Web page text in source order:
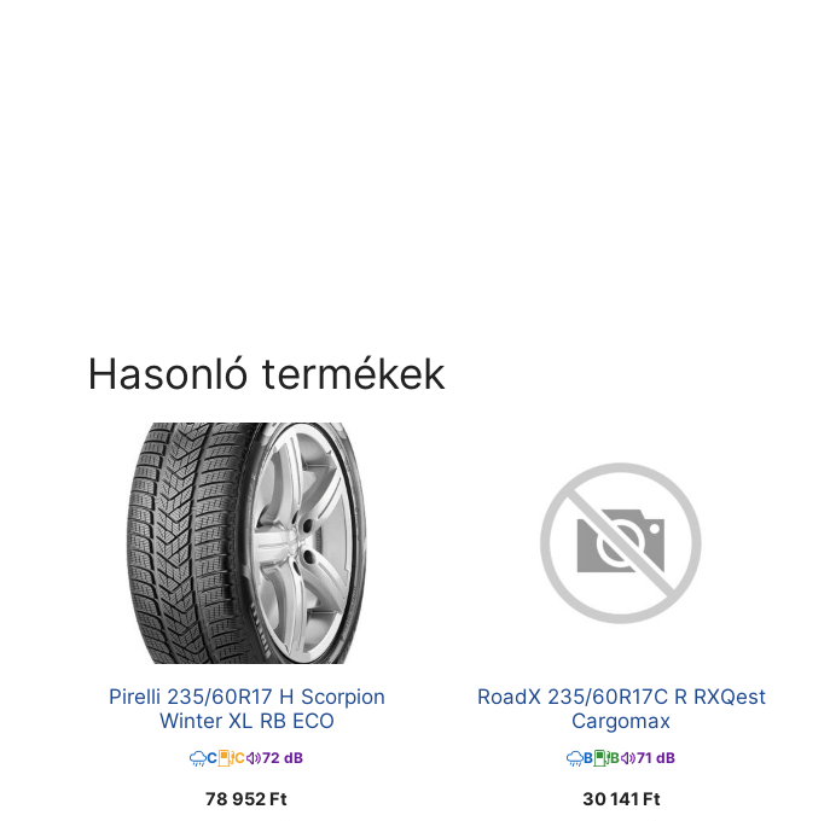
Hasonló termékek
Pirelli 235/60R17 H Scorpion
Winter XL RB ECO
C C 72 dB
78 952 Ft
RoadX 235/60R17C R RXQest
Cargomax
B B 71 dB
30 141 Ft